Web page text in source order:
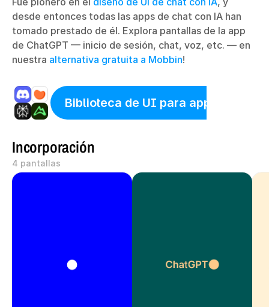
desde entonces todas las apps de chat con IA han
tomado prestado de él. Explora pantallas de la app
de ChatGPT — inicio de sesión, chat, voz, etc. — en
nuestra alternativa gratuita a Mobbin!
Biblioteca de UI para apps
Incorporación
4 pantallas